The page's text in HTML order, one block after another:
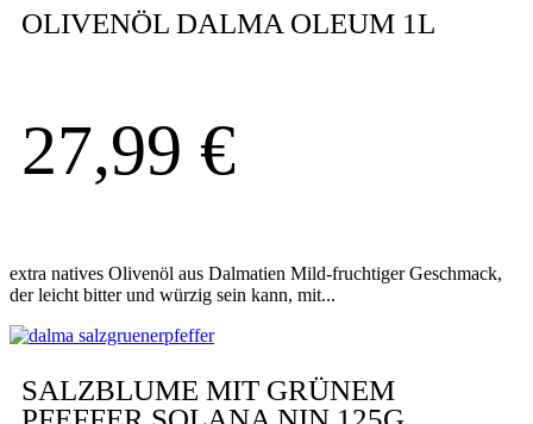
OLIVENÖL DALMA OLEUM 1L
27,99 €
extra natives Olivenöl aus Dalmatien Mild-fruchtiger Geschmack,
der leicht bitter und würzig sein kann, mit...
SALZBLUME MIT GRÜNEM